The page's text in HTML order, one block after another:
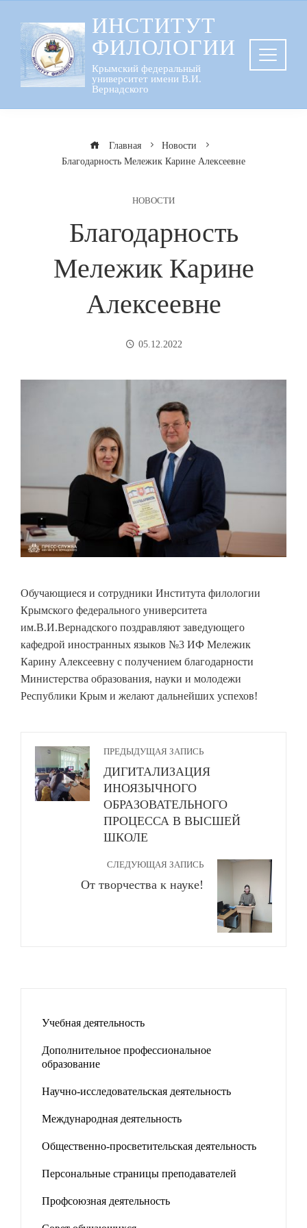
содержанию
ИНСТИТУТ
ФИЛОЛОГИИ
Крымский федеральный
университет имени В.И.
Вернадского
Главная
Новости
Благодарность Мележик Карине Алексеевне
НОВОСТИ
Благодарность
Мележик Карине
Алексеевне
05.12.2022
Обучающиеся и сотрудники Института филологии
Крымского федерального университета
им.В.И.Вернадского поздравляют заведующего
кафедрой иностранных языков №3 ИФ Мележик
Карину Алексеевну с получением благодарности
Министерства образования, науки и молодежи
Республики Крым и желают дальнейших успехов!
ПРЕДЫДУЩАЯ ЗАПИСЬ
ДИГИТАЛИЗАЦИЯ
ИНОЯЗЫЧНОГО
ОБРАЗОВАТЕЛЬНОГО
ПРОЦЕССА В ВЫСШЕЙ
ШКОЛЕ
СЛЕДУЮЩАЯ ЗАПИСЬ
От творчества к науке!
Учебная деятельность
Дополнительное профессиональное
образование
Научно-исследовательская деятельность
Международная деятельность
Общественно-просветительская деятельность
Персональные страницы преподавателей
Профсоюзная деятельность